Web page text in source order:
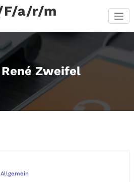
a/r/m
René Zweifel
Allgemein